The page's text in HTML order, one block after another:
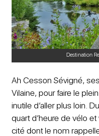
Destination
Ah Cesson Sévigné,
Vilaine, pour faire le
inutile d’aller plus loin.
quart d’heure de vélo
cité dont le nom